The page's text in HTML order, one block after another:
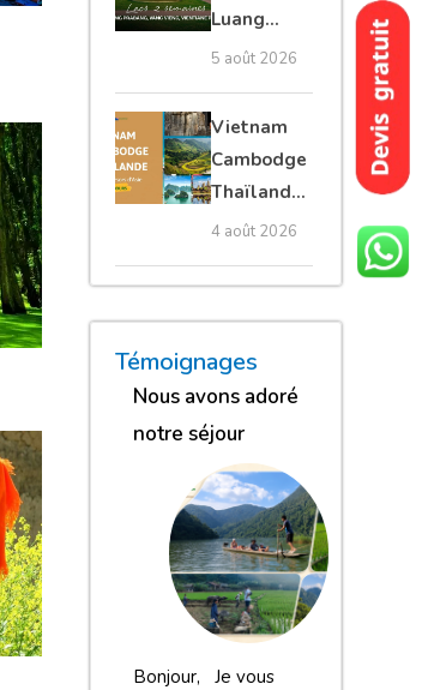
Luang
Prabang,
Vieng,
Vientiane
privé
5 août 2026
Vietnam
Cambodge
Thaïlande
35 jours :
trésors
d’Asie
4 août 2026
Témoignages
Nous avons adoré
notre séjour
Bonjour, Je vous
« Nous avons adoré
« Nous sommes
« Nous gardons une